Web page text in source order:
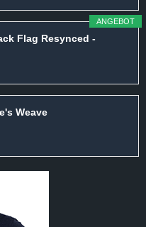
ANGEBOT
Flag Resynced -
Weave